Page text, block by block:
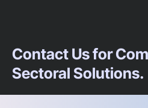
Contact Us for
Sectoral Solutions.